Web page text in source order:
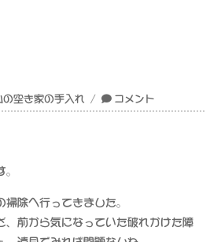
の空き家の手入れ
草
刈
や
に
コメント
除へ行ってきました。
、前から気になっていた破れかけた障